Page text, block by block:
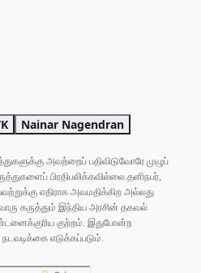
Nainar Nagendran
அவற்றைப் பதிவிடுவோரே முழுப்
பிரதிபலிக்கவில்லை.தனிநபர்,
எதிராக அவமதிக்கிற அல்லது
கருத்தும் இந்திய அரசின் தகவல்
குற்றம். இதுபோன்ற
நடவடிக்கை எடுக்கப்படும்.